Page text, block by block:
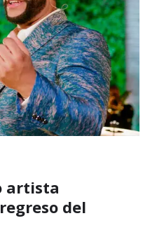
artista
del